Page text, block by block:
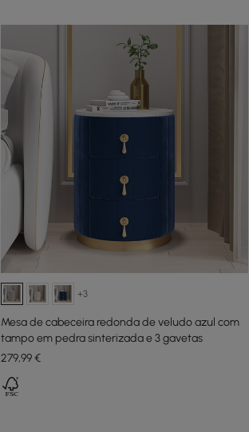
+3
Mesa de cabeceira redonda de veludo azul com
tampo em pedra sinterizada e 3 gavetas
279,99€